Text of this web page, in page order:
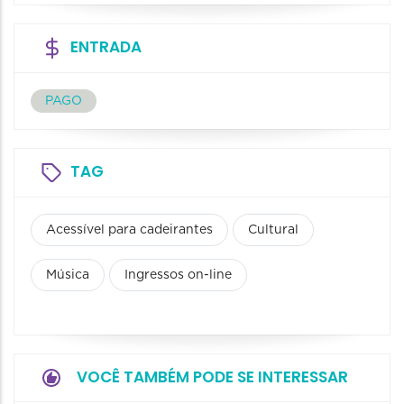
ENTRADA
PAGO
TAG
Acessível para cadeirantes Cultural
Música Ingressos on-line
VOCÊ TAMBÉM PODE SE INTERESSAR